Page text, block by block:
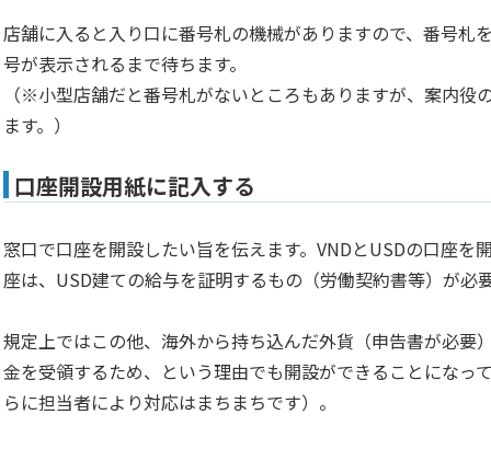
店舗に入ると入り口に番号札の機械がありますので、番号札
号が表示されるまで待ちます。
（※小型店舗だと番号札がないところもありますが、案内役
ます。）
口座開設用紙に記入する
窓口で口座を開設したい旨を伝えます。VNDとUSDの口座を
座は、USD建ての給与を証明するもの（労働契約書等）が必
規定上ではこの他、海外から持ち込んだ外貨（申告書が必要
金を受領するため、という理由でも開設ができることになっ
らに担当者により対応はまちまちです）。